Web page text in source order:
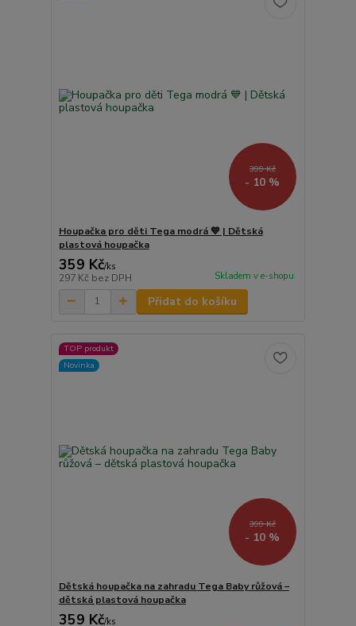
399 Kč
- 10 %
Houpačka pro děti Tega modrá 💙 | Dětská
plastová houpačka
359 Kč/ks
297 Kč bez DPH Skladem v e-shopu
Přidat do košíku
TOP produkt
Novinka
399 Kč
- 10 %
Dětská houpačka na zahradu Tega Baby růžová –
dětská plastová houpačka
359 Kč/ks